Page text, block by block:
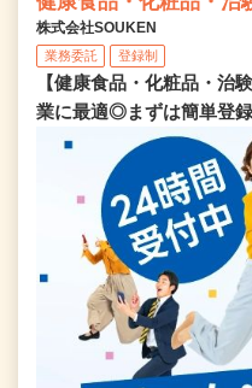
株式会社SOUKEN
業務委託 登録制
【健康食品・化粧品・治
業に最適◎まずは簡単登